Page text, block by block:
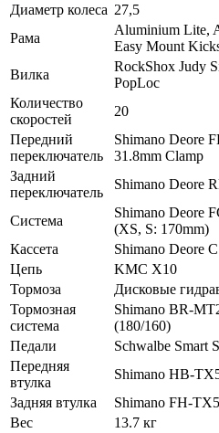
Диаметр колеса 27,5
Рама
Aluminium Lite,
Easy Mount
Вилка
RockShox Judy
PopLoc
Количество
скоростей
20
Передний
переключатель
Shimano Deore
31.8mm Clamp
Задний
переключатель
Shimano Deore
Система
Shimano Deore
(XS, S: 170mm)
Кассета
Shimano Deore
Цепь
KMC X10
Тормоза
Дисковые
Тормозная
система
Shimano BR-
(180/160)
Педали
Schwalbe Smart
Передняя
втулка
Shimano HB-
Задняя втулка
Shimano FH-
Вес
13.7 кг